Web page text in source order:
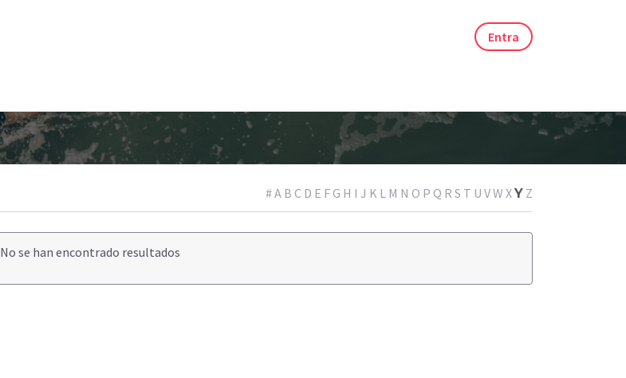
Entra
#A B C D E F G H I J K L M N O P Q R S T U VW XY Z
No se han encontrado resultados